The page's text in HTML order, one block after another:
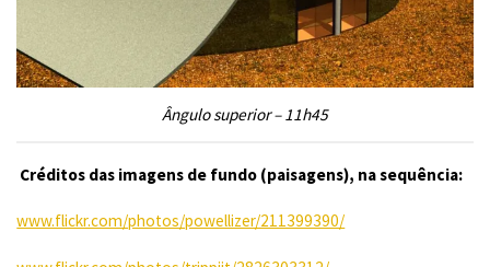
Ângulo superior – 11h45
Créditos das imagens de fundo (paisagens), na sequência:
www.flickr.com/photos/powellizer/211399390/